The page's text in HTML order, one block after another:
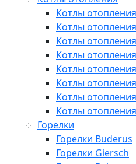
Котлы
Котлы
Котлы
Котлы
Котлы
Котлы
Котлы
Котлы
Горелки
Горелки Buderus
Горелки Giersch